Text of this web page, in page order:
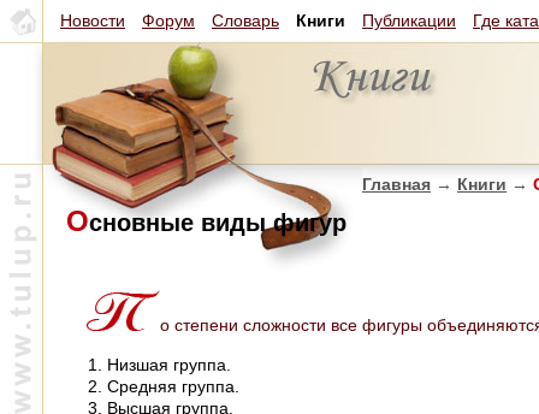
Новости Форум Словарь Книги Публикации Где
Главная → Книги →
Основные виды фигур
о степени сложности все фигуры
Низшая группа.
Средняя группа.
Высшая группа.